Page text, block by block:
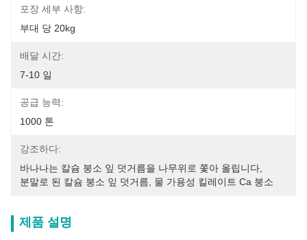
포장 세부 사항:
부대 당 20kg
배달 시간:
7-10 일
공급 능력:
1000 톤
강조하다:
바나나는 칼슘 붕소 잎 덧거름을 나무위로 쫓아 올립니다
분말로 된 칼슘 붕소 잎 덧거름
물 가용성 킬레이트 Ca 붕소
제품 설명